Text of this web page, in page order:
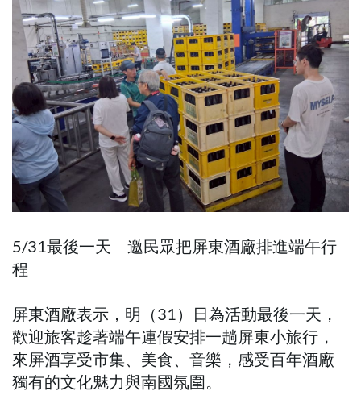
5/31最後一天 邀民眾把屏東酒廠排進端午行
程
屏東酒廠表示，明（31）日為活動最後一天，
歡迎旅客趁著端午連假安排一趟屏東小旅行，
來屏酒享受市集、美食、音樂，感受百年酒廠
獨有的文化魅力與南國氛圍。